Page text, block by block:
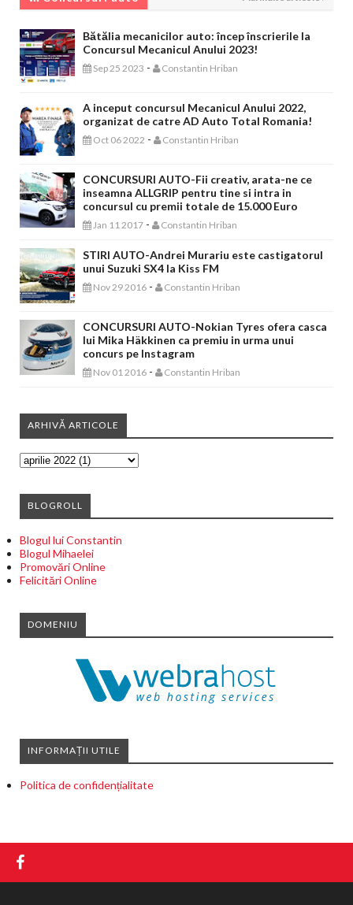
Bătălia mecanicilor auto: încep înscrierile la
Concursul Mecanicul Anului 2023!
Sep 25 2023 - Constantin Hriban
A inceput concursul Mecanicul Anului 2022,
organizat de catre AD Auto Total Romania!
Oct 06 2022 - Constantin Hriban
CONCURSURI AUTO-Fii creativ, arata-ne ce
inseamna ALLGRIP pentru tine si intra in
concursul cu premii totale de 15.000 Euro
Jan 11 2017 - Constantin Hriban
STIRI AUTO-Andrei Murariu este castigatorul
unui Suzuki SX4 la Kiss FM
Nov 29 2016 - Constantin Hriban
CONCURSURI AUTO-Nokian Tyres ofera casca
lui Mika Häkkinen ca premiu in urma unui
concurs pe Instagram
Nov 01 2016 - Constantin Hriban
ARHIVĂ ARTICOLE
BLOGROLL
Blogul lui Constantin
Blogul Mihaelei
Promovări Online
Felicitări Online
DOMENIU
INFORMAȚII UTILE
Politica de confidențialitate